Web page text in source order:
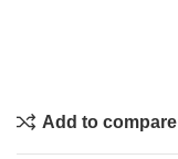
Add to compare